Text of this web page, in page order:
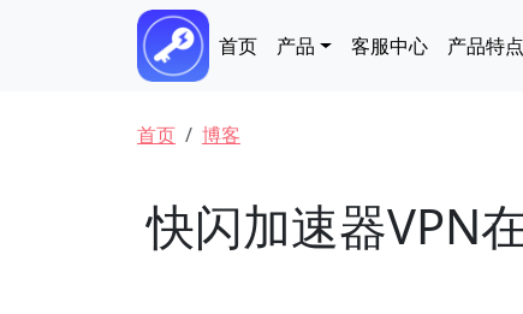
Main navigation
首页 产品 客服中心 产品特点
面包屑
首页 博客
快闪加速器VPN